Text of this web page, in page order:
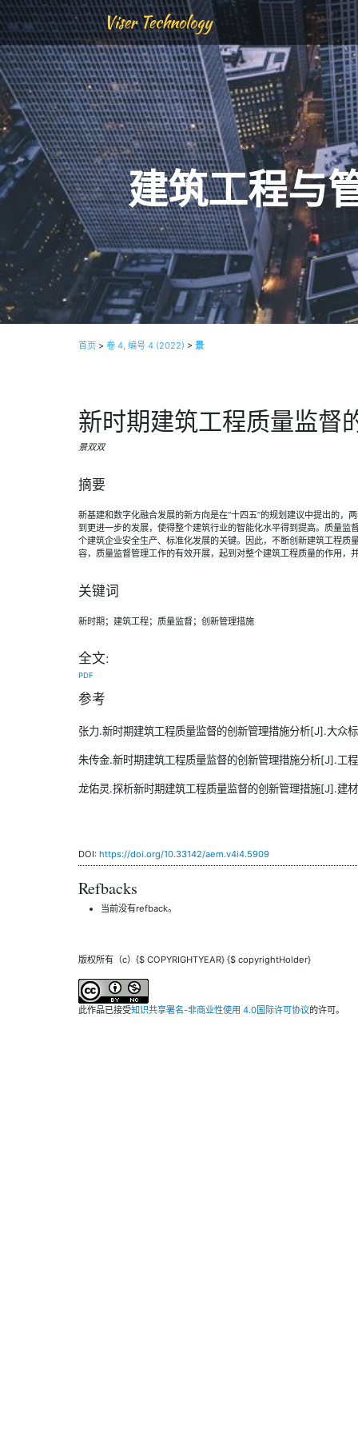
Viser Technology
建筑工程与
首页 > 卷 4, 编号 4 (2022) > 景
新时期建筑工程质量监督
景双双
摘要
新基建和数字化融合发展的新方向是在“十四五”的规划建议中提出的，
到更进一步的发展，使得整个建筑行业的智能化水平得到提高。质量监
个建筑企业安全生产、标准化发展的关键。因此，不断创新建筑工程质
容，质量监督管理工作的有效开展，起到对整个建筑工程质量的作用，
关键词
新时期；建筑工程；质量监督；创新管理措施
全文:
PDF
参考
张力.新时期建筑工程质量监督的创新管理措施分析[J].大
朱传金.新时期建筑工程质量监督的创新管理措施分析[J].工
龙佑灵.探析新时期建筑工程质量监督的创新管理措施[J].建
DOI: https://doi.org/10.33142/aem.v4i4.5909
Refbacks
当前没有refback。
版权所有（c）{$ COPYRIGHTYEAR} {$ copyrightHolder}
此作品已接受知识共享署名-非商业性使用 4.0国际许可协议的许可。